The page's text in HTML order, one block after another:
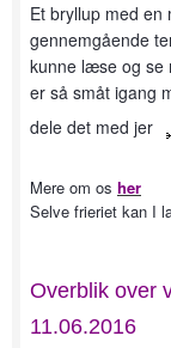
Et bryllup med en
gennemgående
kunne læse og se
er så småt igang
dele det med jer
Mere om os her
Selve frieriet kan I
Overblik over
11.06.2016